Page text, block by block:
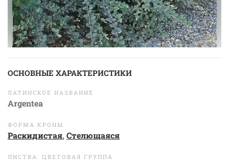
ОСНОВНЫЕ ХАРАКТЕРИСТИКИ
ЛАТИНСКОЕ НАЗВАНИЕ
Argentea
ФОРМА КРОНЫ
Раскидистая, Стелющаяся
ЛИСТВА: ЦВЕТОВАЯ ГРУППА